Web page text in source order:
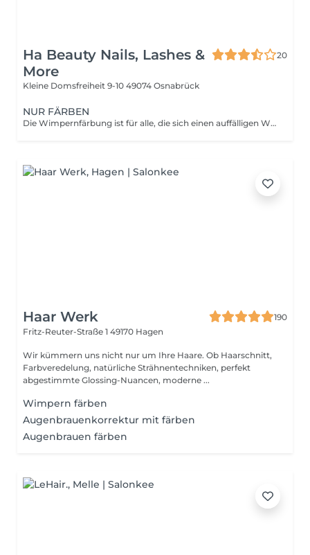
Ha Beauty Nails, Lashes &
More
20
Kleine Domsfreiheit 9-10 49074 Osnabrück
NUR FÄRBEN
Die Wimpernfärbung ist für alle, die sich einen auffälligen Wimpern-Effekt wünschen, der lange anhält.
Haar Werk
190
Fritz-Reuter-Straße 1 49170 Hagen
Wir kümmern uns nicht nur um Ihre Haare. Ob Haarschnitt,
Farbveredelung, natürliche Strähnentechniken, perfekt
abgestimmte Glossing-Nuancen, moderne ...
Wimpern färben
Augenbrauenkorrektur mit färben
Augenbrauen färben